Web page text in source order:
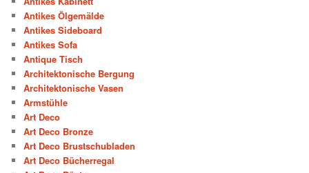
Antikes Ölgemälde
Antikes Sideboard
Antikes Sofa
Antique Tisch
Architektonische Bergung
Architektonische Vasen
Armstühle
Art Deco
Art Deco Bronze
Art Deco Brustschubladen
Art Deco Bücherregal